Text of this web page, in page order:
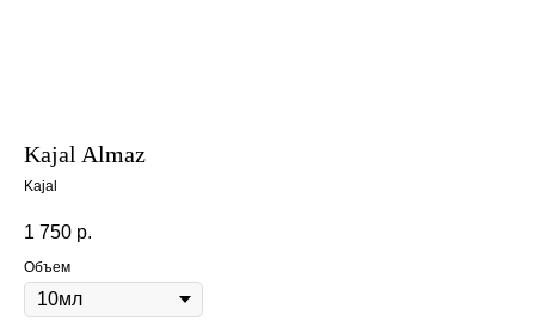
Kajal Almaz
Kajal
1 750 р.
Объем